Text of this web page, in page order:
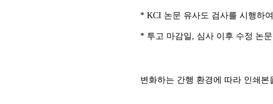
* KCI 논문 유사도 검사를 시행하
* 투고 마감일, 심사 이후 수정 논
변화하는 간행 환경에 따라 인쇄